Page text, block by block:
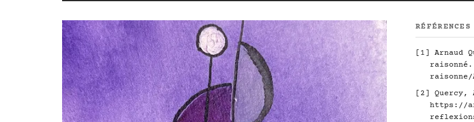
RÉFÉRENCES
[1] Arnaud
raisonné.
raisonne/
[2]
https://